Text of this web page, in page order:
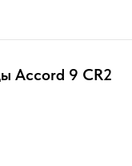
Accord 9 CR2